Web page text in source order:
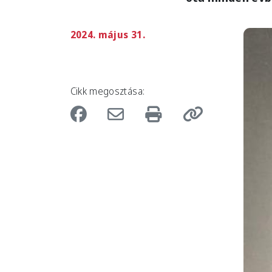
2024. május 31.
Cikk megosztása: